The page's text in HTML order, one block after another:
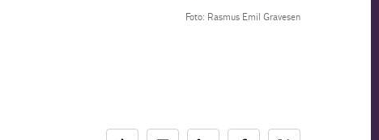
Foto: Rasmus Emil Gravesen